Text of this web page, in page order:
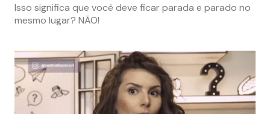
Isso significa que você deve ficar parada e parado no
mesmo lugar? NÃO!